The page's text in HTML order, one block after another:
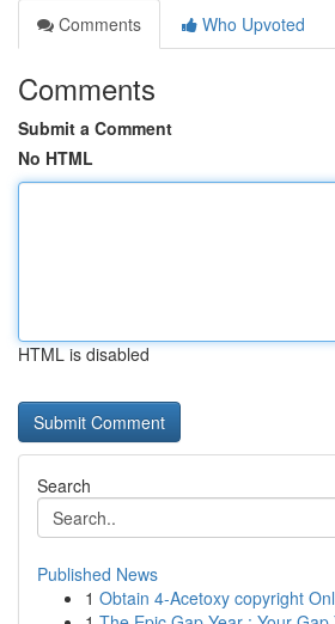
Comments
Who Upvoted
Comments
Submit a Comment
No HTML
HTML is disabled
Search
Published News
1 Obtain 4-Acetoxy copyright